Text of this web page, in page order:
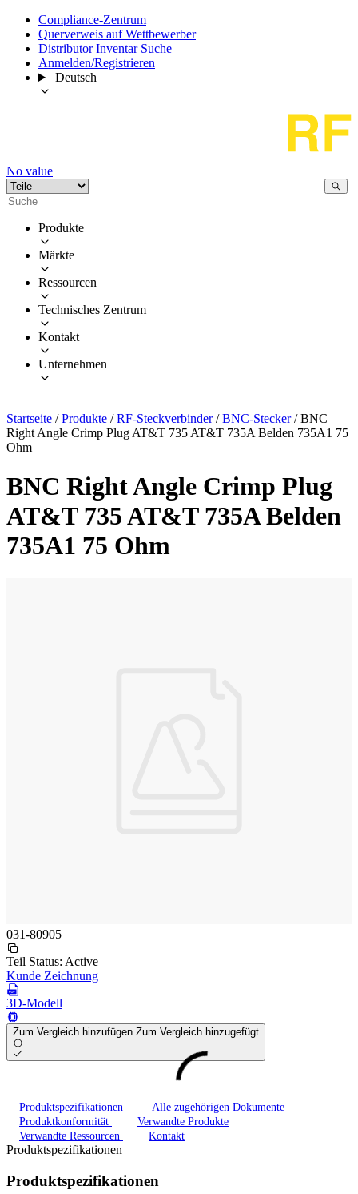
Compliance-Zentrum
Querverweis auf Wettbewerber
Distributor Inventar Suche
Anmelden/Registrieren
Deutsch
No value
Produkte
Märkte
Ressourcen
Technisches Zentrum
Kontakt
Unternehmen
Startseite / Produkte / RF-Steckverbinder/ BNC-Stecker/ BNC
Right Angle Crimp Plug AT&T 735 AT&T 735A Belden 735A1 75
Ohm
BNC Right Angle Crimp Plug
AT&T 735 AT&T 735A Belden
735A1 75 Ohm
031-80905
Teil Status: Active
Kunde Zeichnung
3D-Modell
Zum Vergleich hinzufügen Zum Vergleich hinzugefügt
Produktspezifikationen
Alle zugehörigen Dokumente
Produktkonformität
Verwandte Produkte
Verwandte Ressourcen
Kontakt
Produktspezifikationen
Produktspezifikationen